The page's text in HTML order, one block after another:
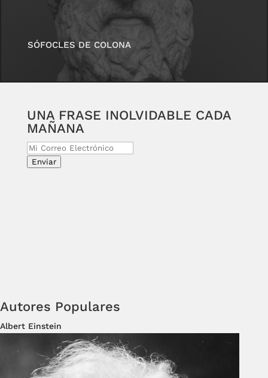
SÓFOCLES DE COLONA
UNA FRASE INOLVIDABLE CADA
MAÑANA
Enviar
Autores Populares
Albert Einstein